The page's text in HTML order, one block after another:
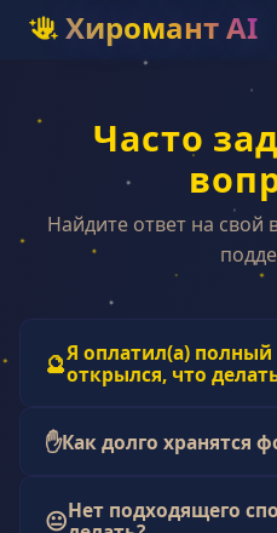
Хиромант AI
Часто
Найдите ответ на
🔮Я оплатил(а) полный
открылся, что
✋Как долго хранятся
😐Нет подходящего